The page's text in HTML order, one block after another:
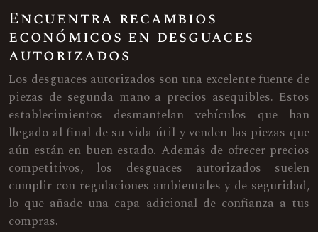
Encuentra recambios
económicos en desguaces
autorizados
Los desguaces autorizados son una excelente fuente de
piezas de segunda mano a precios asequibles. Estos
establecimientos desmantelan vehículos que han
llegado al final de su vida útil y venden las piezas que
aún están en buen estado. Además de ofrecer precios
competitivos, los desguaces autorizados suelen
cumplir con regulaciones ambientales y de seguridad,
lo que añade una capa adicional de confianza a tus
compras.